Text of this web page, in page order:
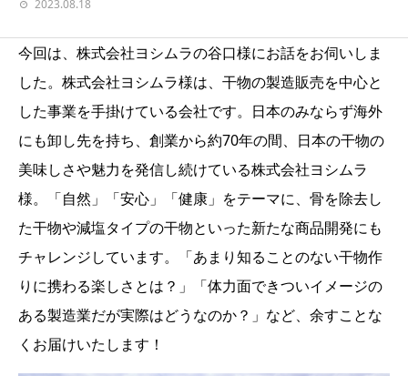
2023.08.18
今回は、株式会社ヨシムラの谷口様にお話をお伺いしま
した。株式会社ヨシムラ様は、干物の製造販売を中心と
した事業を手掛けている会社です。日本のみならず海外
にも卸し先を持ち、創業から約70年の間、日本の干物の
美味しさや魅力を発信し続けている株式会社ヨシムラ
様。「自然」「安心」「健康」をテーマに、骨を除去し
た干物や減塩タイプの干物といった新たな商品開発にも
チャレンジしています。「あまり知ることのない干物作
りに携わる楽しさとは？」「体力面できついイメージの
ある製造業だが実際はどうなのか？」など、余すことな
くお届けいたします！